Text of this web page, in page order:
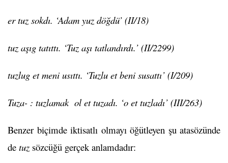
er tuz sokdı. ‘Adam yuz döğdü’ (II/18)
tuz aşıg tatıttı. ‘Tuz aşı tatlandırdı.’ (II/2299)
tuzlug et meni usıttı. ‘Tuzlu et beni susattı’ (I/209)
Tuza- : tuzlamak ol et tuzadı. ‘o et tuzladı’ (III/263)
Benzer biçimde iktisatlı olmayı öğütleyen şu atasözünde
de tuz sözcüğü gerçek anlamdadır: